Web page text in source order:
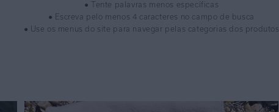
● Tente palavras menos específicas
● Escreva pelo menos 4 caracteres no campo de busca
● Use os menus do site para navegar pelas categorias dos produtos